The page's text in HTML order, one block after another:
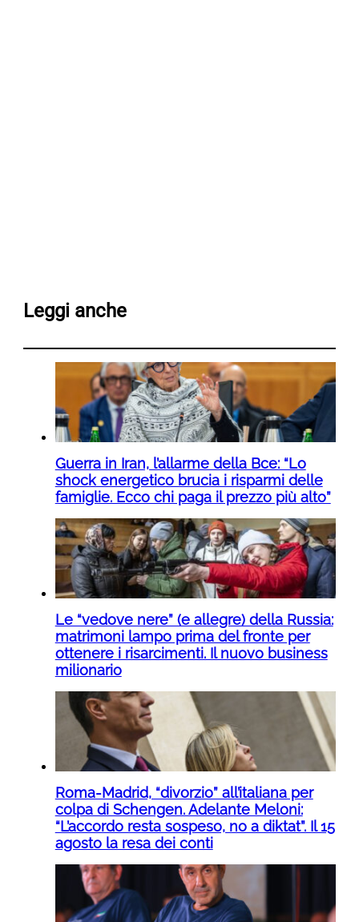
Leggi anche
Guerra in Iran, l’allarme della Bce: “Lo
shock energetico brucia i risparmi delle
famiglie. Ecco chi paga il prezzo più alto”
Le “vedove nere” (e allegre) della Russia:
matrimoni lampo prima del fronte per
ottenere i risarcimenti. Il nuovo business
milionario
Roma-Madrid, “divorzio” all’italiana per
colpa di Schengen. Adelante Meloni:
“L’accordo resta sospeso, no a diktat”. Il 15
agosto la resa dei conti